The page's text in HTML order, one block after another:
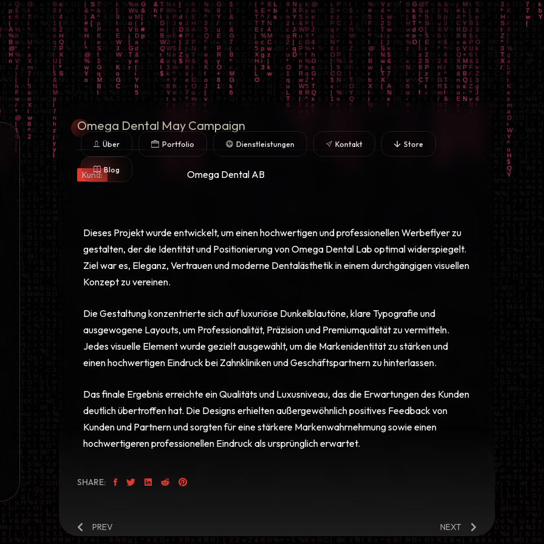
Über Portfolio Dienstleistungen Kontakt Store
Blog
Omega Dental May Campaign
Kund: Omega Dental AB
Dieses Projekt wurde entwickelt, um einen hochwertigen und professionellen Werbeflyer zu
gestalten, der die Identität und Positionierung von Omega Dental Lab optimal widerspiegelt.
Ziel war es, Eleganz, Vertrauen und moderne Dentalästhetik in einem durchgängigen visuellen
Konzept zu vereinen.
Die Gestaltung konzentrierte sich auf luxuriöse Dunkelblautöne, klare Typografie und
ausgewogene Layouts, um Professionalität, Präzision und Premiumqualität zu vermitteln.
Jedes visuelle Element wurde gezielt ausgewählt, um die Markenidentität zu stärken und
einen hochwertigen Eindruck bei Zahnkliniken und Geschäftspartnern zu hinterlassen.
Das finale Ergebnis erreichte ein Qualitäts und Luxusniveau, das die Erwartungen des Kunden
deutlich übertroffen hat. Die Designs erhielten außergewöhnlich positives Feedback von
Kunden und Partnern und sorgten für eine stärkere Markenwahrnehmung sowie einen
hochwertigeren professionellen Eindruck als ursprünglich erwartet.
SHARE:
PREV NEXT